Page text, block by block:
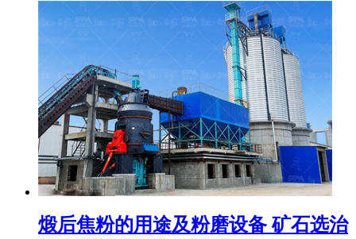
煅后焦粉的用途及粉磨设备 矿石选治